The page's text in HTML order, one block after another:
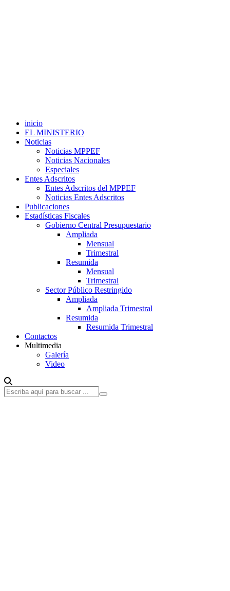
inicio
EL MINISTERIO
Noticias
Noticias MPPEF
Noticias Nacionales
Especiales
Entes Adscritos
Entes Adscritos del MPPEF
Noticias Entes Adscritos
Publicaciones
Estadísticas Fiscales
Gobierno Central Presupuestario
Ampliada
Mensual
Trimestral
Resumida
Mensual
Trimestral
Sector Público Restringido
Ampliada
Ampliada Trimestral
Resumida
Resumida Trimestral
Contactos
Multimedia
Galería
Video